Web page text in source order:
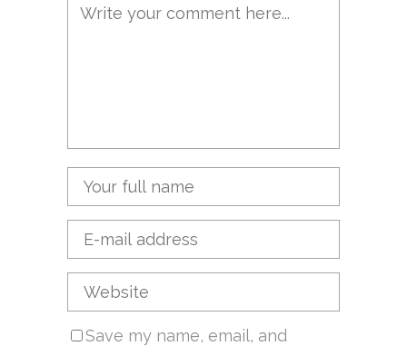
Save my name, email, and